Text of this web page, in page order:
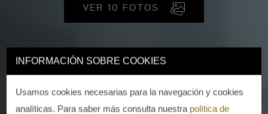
INFORMACIÓN SOBRE COOKIES
Usamos cookies necesarias para la navegación y cookies
analíticas. Para saber más consulta nuestra política de
VER 10 FOTOS